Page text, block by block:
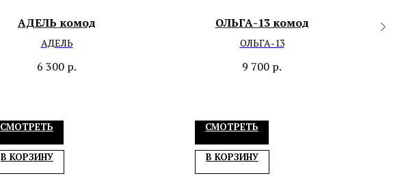
АДЕЛЬ комод
АДЕЛЬ
6 300 р.
СМОТРЕТЬ
В КОРЗИНУ
ОЛЬГА-13 комод
ОЛЬГА-13
9 700 р.
СМОТРЕТЬ
В КОРЗИНУ